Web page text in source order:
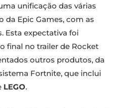
unificação das várias
da Epic Games, com as
Esta expectativa foi
final no trailer de Rocket
outros produtos, da
Fortnite, que inclui
LEGO.